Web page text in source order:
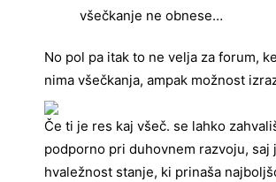
všečkanje ne obnese…
No pol pa itak to ne velja za forum,
nima všečkanja, ampak možnost
Če ti je res kaj všeč. se lahko
podporno pri duhovnem razvoju, saj
hvaležnost stanje, ki prinaša